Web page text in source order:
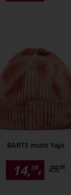
BARTS muts Yaja
14,39
€ 29,99€